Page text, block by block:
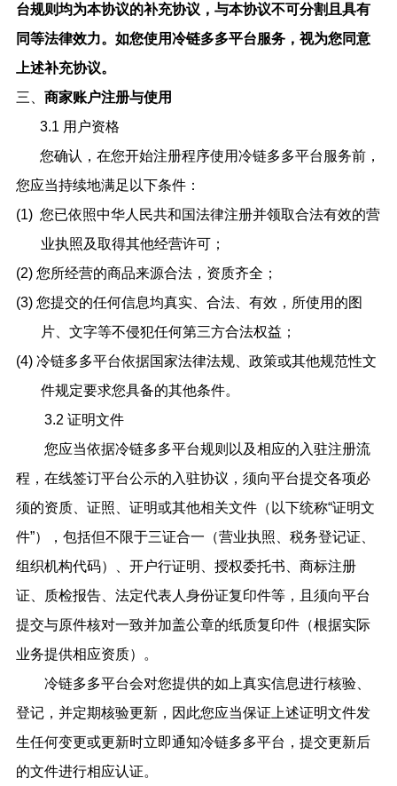
台规则均为本协议的补充协议，与本协议不可分割且具有
同等法律效力。如您使用冷链多多平台服务，视为您同意
上述补充协议。
三、 商家账户注册与使用
3.1 用户资格
您确认，在您开始注册程序使用冷链多多平台服务前，
您应当持续地满足以下条件：
(1) 您已依照中华人民共和国法律注册并领取合法有效的营
业执照及取得其他经营许可；
(2) 您所经营的商品来源合法，资质齐全；
(3) 您提交的任何信息均真实、合法、有效，所使用的图
片、文字等不侵犯任何第三方合法权益；
(4) 冷链多多平台依据国家法律法规、政策或其他规范性文
件规定要求您具备的其他条件。
3.2 证明文件
您应当依据冷链多多平台规则以及相应的入驻注册流
程，在线签订平台公示的入驻协议，须向平台提交各项必
须的资质、证照、证明或其他相关文件（以下统称“证明文
件”），包括但不限于三证合一（营业执照、税务登记证、
组织机构代码）、开户行证明、授权委托书、商标注册
证、质检报告、法定代表人身份证复印件等，且须向平台
提交与原件核对一致并加盖公章的纸质复印件（根据实际
业务提供相应资质）。
冷链多多平台会对您提供的如上真实信息进行核验、
登记，并定期核验更新，因此您应当保证上述证明文件发
生任何变更或更新时立即通知冷链多多平台，提交更新后
的文件进行相应认证。